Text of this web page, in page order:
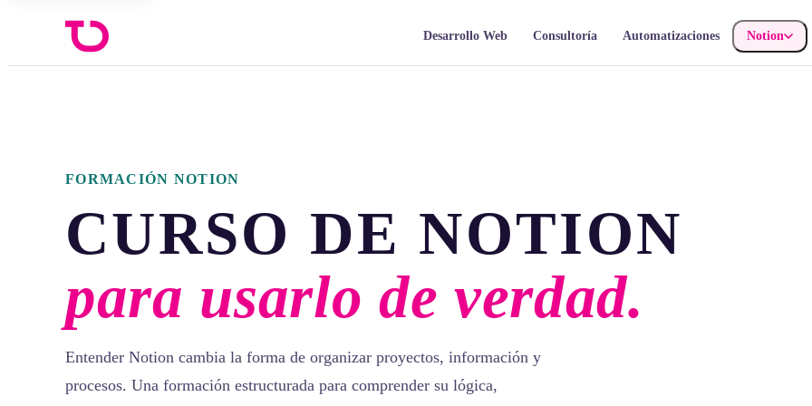
Desarrollo Web Consultoría Automatizaciones Notion
FORMACIÓN NOTION
CURSO DE NOTION
para usarlo de verdad.
Entender Notion cambia la forma de organizar proyectos, información y
procesos. Una formación estructurada para comprender su lógica,